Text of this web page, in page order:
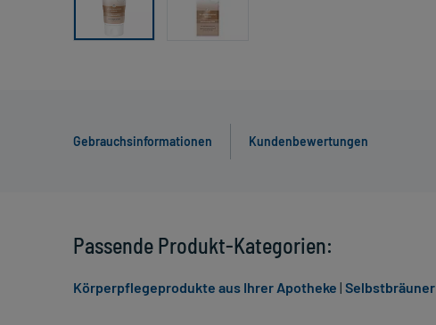
Gebrauchsinformationen Kundenbewertungen
Passende Produkt-Kategorien:
Körperpflegeprodukte aus Ihrer Apotheke | Selbstbräuner